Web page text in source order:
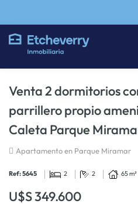
Venta 2 dormitorios
parrillero propio
Caleta Parque
Apartamento en Parque Miramar
Ref: 5645 2 2 65 m²
U$S 349.600